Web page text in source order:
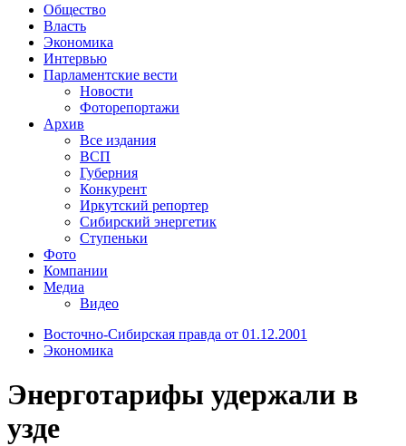
Общество
Власть
Экономика
Интервью
Парламентские вести
Новости
Фоторепортажи
Архив
Все издания
ВСП
Губерния
Конкурент
Иркутский репортер
Сибирский энергетик
Ступеньки
Фото
Компании
Медиа
Видео
Восточно-Сибирская правда от 01.12.2001
Экономика
Энерготарифы удержали в
узде